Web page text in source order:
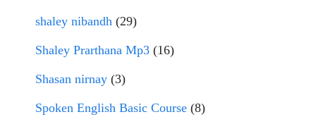
shaley nibandh (29)
Shaley Prarthana Mp3 (16)
Shasan nirnay (3)
Spoken English Basic Course (8)